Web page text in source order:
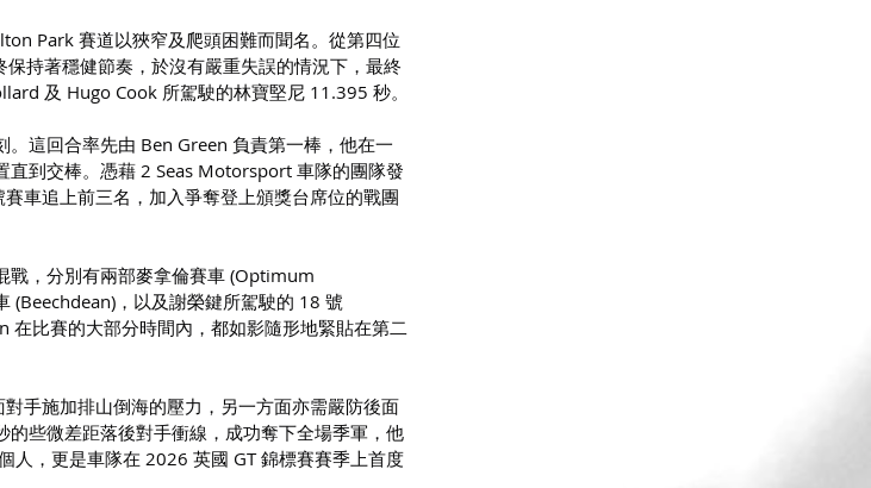
Park 賽道以狹窄及爬頭困難而聞名。從第四位
持著穩健節奏，於沒有嚴重失誤的情況下，最終
及 Hugo Cook 所駕駛的林寶堅尼 11.395 秒。
這回合率先由 Ben Green 負責第一棒，他在一
到交棒。憑藉 2 Seas Motorsport 車隊的團隊發
車追上前三名，加入爭奪登上頒獎台席位的戰團
戰，分別有兩部麥拿倫賽車 (Optimum
(Beechdean)，以及謝榮鍵所駕駛的 18 號
比賽的大部分時間內，都如影隨形地緊貼在第二
手施加排山倒海的壓力，另一方面亦需嚴防後面
些微差距落後對手衝線，成功奪下全場季軍，他
人，更是車隊在 2026 英國 GT 錦標賽賽季上首度